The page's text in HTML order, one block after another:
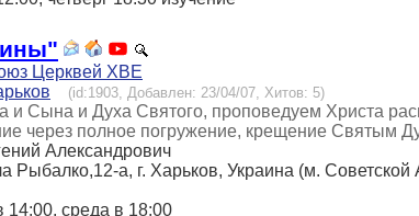
Церквей ХВЕ
(id:1903, Добавлен: 23/04/07, Хитов: 5)
и Сына и Духа Святого, проповедуем Христа
через полное погружение, крещение Святым
Александрович
Рыбалко,12-а, г. Харьков, Украина (м.
14:00, среда в 18:00